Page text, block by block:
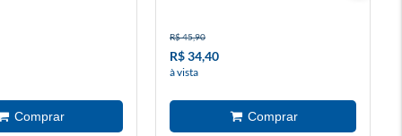
R$ 45,90
R$ 34,40
à vista